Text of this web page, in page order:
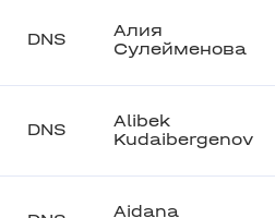
DNS
Алия
Сулейменова
DNS
Alibek
Kudaibergenov
Aidana